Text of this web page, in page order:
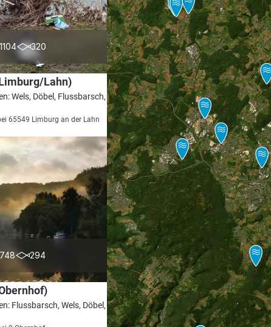
1104 320 4.2
Lahn)
Wels, Döbel, Flussbarsch, Karpfen,
65549 Limburg an der Lahn
748 294 4.4
Flussbarsch, Wels, Döbel, Kaulbarsch,